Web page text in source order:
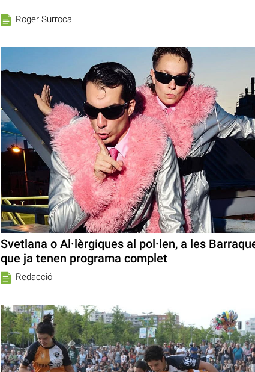
Roger Surroca
Svetlana o Al·lèrgiques al pol·len, a les
que ja tenen programa complet
Redacció